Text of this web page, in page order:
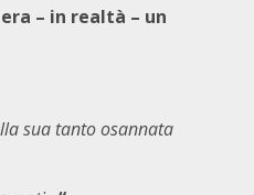
– in realtà – un
sua tanto osannata